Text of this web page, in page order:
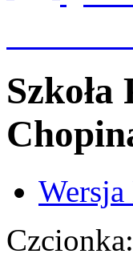
Wersja
Czcionka: